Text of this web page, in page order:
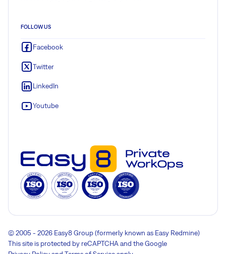
FOLLOW US
Facebook
Twitter
LinkedIn
Youtube
© 2005 - 2026 Easy8 Group (formerly known as Easy Redmine)
This site is protected by reCAPTCHA and the Google